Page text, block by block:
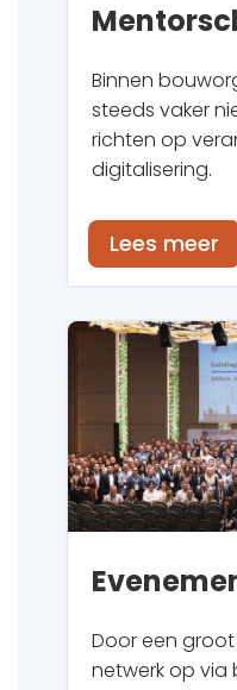
Binnen
steeds vaker
richten op
digitalisering.
Lees meer
Door een
netwerk op via